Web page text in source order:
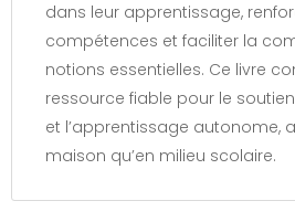
dans leur apprentissage,
compétences et faciliter la
notions essentielles. Ce livre
ressource fiable pour le
et l’apprentissage autonome,
maison qu’en milieu scolaire.